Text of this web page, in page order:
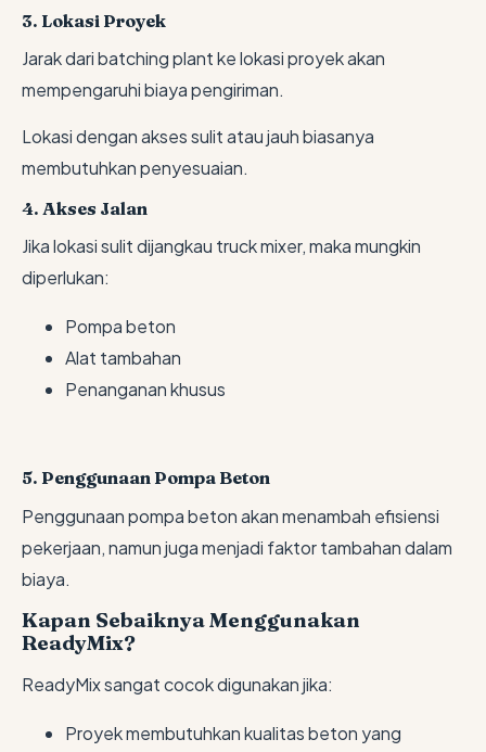
3. Lokasi Proyek
Jarak dari batching plant ke lokasi proyek akan
mempengaruhi biaya pengiriman.
Lokasi dengan akses sulit atau jauh biasanya
membutuhkan penyesuaian.
4. Akses Jalan
Jika lokasi sulit dijangkau truck mixer, maka mungkin
diperlukan:
Pompa beton
Alat tambahan
Penanganan khusus
5. Penggunaan Pompa Beton
Penggunaan pompa beton akan menambah efisiensi
pekerjaan, namun juga menjadi faktor tambahan dalam
biaya.
Kapan Sebaiknya Menggunakan
ReadyMix?
ReadyMix sangat cocok digunakan jika:
Proyek membutuhkan kualitas beton yang